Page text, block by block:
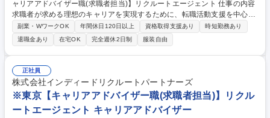
ャリアアドバイザー職(求職者担当)】リクルートエージェント 仕事の内容
求職者が求める理想のキャリアを実現するために、転職活動支援を中心に
伴走していただきます。 具体的には、求職者の経験や希望、悩みなどをヒ
アリングし、将来のキャリア設計から実現に向けたアクションサポート
（コーチングやメンタリングなど）を行います。また、一人ひとりに向き
合うことで、転職活動支援にとどまらず、より広範なキャリア支援を提供
します。 募集職種 ※東京【キャリアアドバイザー職(求職者担当)】リクル
ートエージェント
副業・WワークOK 年間休日120日以上 資格取得支援あり
時短勤務あり
退職金あり
在宅OK 完全週休2日制 服装自由
正社員
株式会社インディードリクルートパートナーズ
※東京【キャリアアドバイザー職(求職者担当)】リクル
ートエージェント キャリアアドバイザー